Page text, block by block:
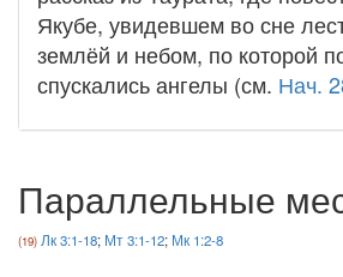
Якубе, увидевшем во сне
землёй и небом, по которой
спускались ангелы (см. Нач.
Параллельные
Лк 3:1-18; Мт 3:1-12; Мк 1:2-8